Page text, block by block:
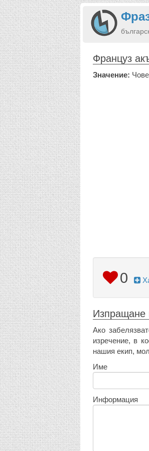
Француз
Значение:
0
Изпращане
Ако
изречение, в
нашия екип,
Име
Информация